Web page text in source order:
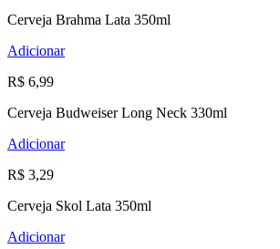
Cerveja Brahma Lata 350ml
Adicionar
R$ 6,99
Cerveja Budweiser Long Neck 330ml
Adicionar
R$ 3,29
Cerveja Skol Lata 350ml
Adicionar